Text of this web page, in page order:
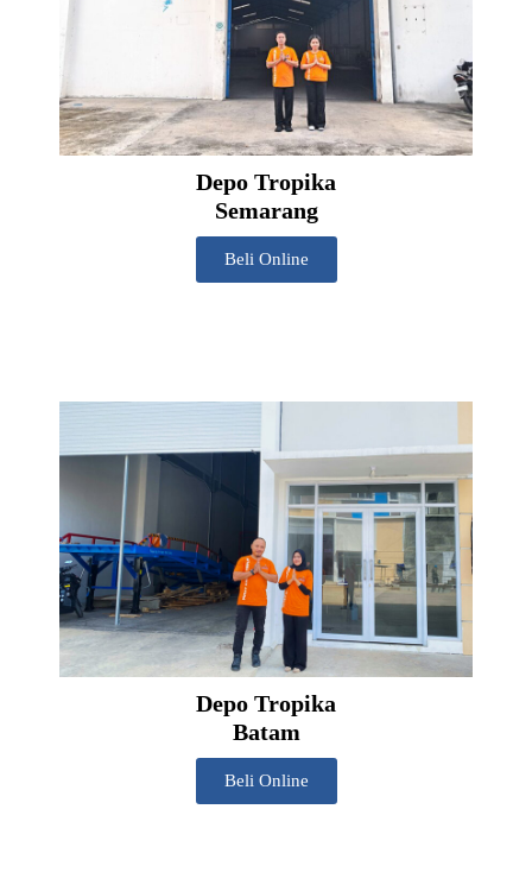
Depo Tropika
Semarang
Beli Online
Depo Tropika
Batam
Beli Online